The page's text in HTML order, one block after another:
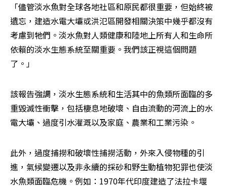
「儘管淡水魚對全球各地社區和原民都很重要，但始終被
遺忘，建造水電大壩或洪氾區開發相關決策中幾乎都沒有
考慮到牠們。淡水魚對人類健康和陸地上所有人和生命所
依賴的淡水生態系統至關重要。我們該正視這個問題
了。」
該報告強調，淡水生態系統和生活其中的魚類所面臨的多
重毀滅性衝擊，包括棲息地破壞、自由流動的河流上的水
電大壩、過度引水灌溉以及家庭、農業和工業污染。
此外，過度捕撈和破壞性捕撈活動，外來入侵物種的引
進，氣候變遷以及非永續的採砂和野生動植物犯罪也使淡
水魚類面臨危機。例如：1970年代印度建造了法拉卡堰